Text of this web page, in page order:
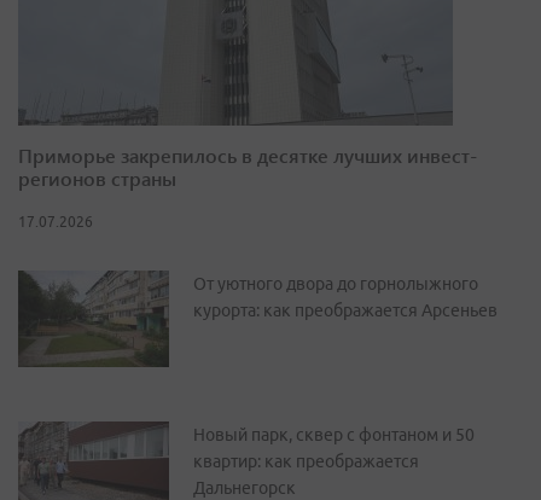
Приморье закрепилось в десятке лучших инвест-
регионов страны
17.07.2026
От уютного двора до горнолыжного
курорта: как преображается Арсеньев
Новый парк, сквер с фонтаном и 50
квартир: как преображается
Дальнегорск